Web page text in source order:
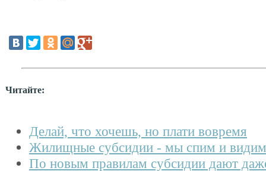
Читайте:
Делай, что хочешь, но плати вовремя
Жилищные субсидии - мы спим и
По новым правилам субсидии дают